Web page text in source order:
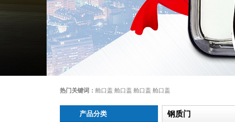
热门关键词： 舱口盖 舱口盖 舱口盖 舱口盖
产品分类 钢质门